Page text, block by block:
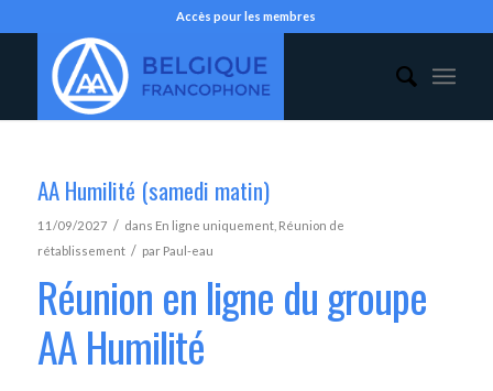
Accès pour les membres
AA Humilité (samedi matin)
11/09/2027 / dans En ligne uniquement, Réunion de
rétablissement / par Paul-eau
Réunion en ligne du groupe
AA Humilité